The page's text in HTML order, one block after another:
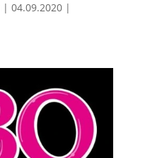
| 04.09.2020|